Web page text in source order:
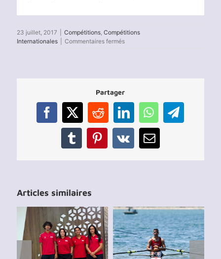
23 juillet, 2017 Compétitions, Compétitions
Internationales
Commentaires ferméssur
Skiff
Poids
légers
U23
Partager
Facebook
X RedditLinkedInWhatsAppTelegram
TumblrPinterest
Vk Email
Articles similaires